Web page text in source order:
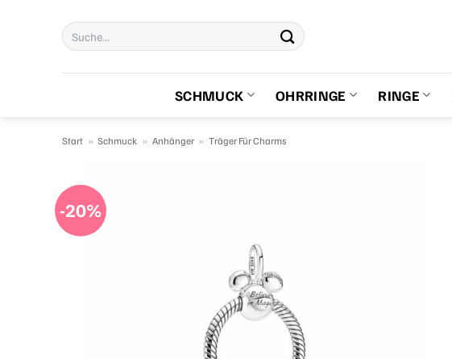
Suchen
nach:
SCHMUCK OHRRINGE RINGE
Start » Schmuck » Anhänger » Träger Für Charms
-20%